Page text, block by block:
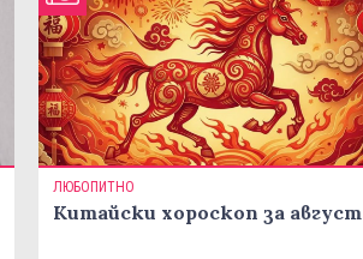
ЛЮБОПИТНО
Китайски хороскоп за август